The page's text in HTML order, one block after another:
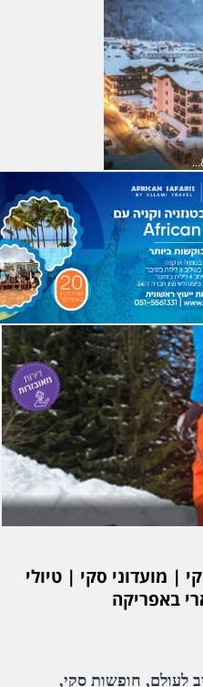
Sport & Spa Hotel Strass
| מועדוני סקי | טיולי
באפריקה
לעולם, חופשות סקי,